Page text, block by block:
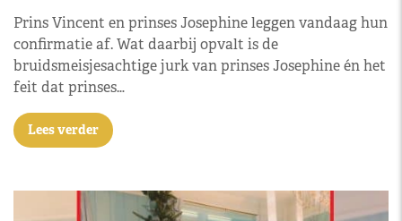
Prins Vincent en prinses Josephine leggen vandaag hun
confirmatie af. Wat daarbij opvalt is de
bruidsmeisjesachtige jurk van prinses Josephine én het
feit dat prinses…
Lees verder